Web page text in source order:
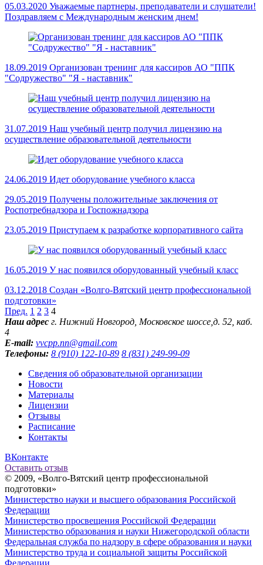
05.03.2020 Уважаемые партнеры, преподаватели и слушатели!
Поздравляем с Международным женским днем!
18.09.2019 Организован тренинг для кассиров АО "ППК
"Содружество" "Я - наставник"
31.07.2019 Наш учебный центр получил лицензию на
осуществление образовательной деятельности
24.06.2019 Идет оборудование учебного класса
29.05.2019 Получены положительные заключения от
Роспотребнадзора и Госпожнадзора
23.05.2019 Приступаем к разработке корпоративного сайта
16.05.2019 У нас появился оборудованный учебный класс
03.12.2018 Создан «Волго-Вятский центр профессиональной
подготовки»
Пред. 1 2 3 4
Наш адрес г. Нижний Новгород, Московское шоссе,д. 52, каб.
4
E-mail: vvcpp.nn@gmail.com
Телефоны: 8 (910) 122-10-89 8 (831) 249-99-09
Сведения об образовательной организации
Новости
Материалы
Лицензии
Отзывы
Расписание
Контакты
ВКонтакте
Оставить отзыв
© 2009, «Волго-Вятский центр профессиональной
подготовки»
Министерство науки и высшего образования Российской
Федерации
Министерство просвещения Российской Федерации
Министерство образования и науки Нижегородской области
Федеральная служба по надзору в сфере образования и науки
Министерство труда и социальной защиты Российской
Федерации